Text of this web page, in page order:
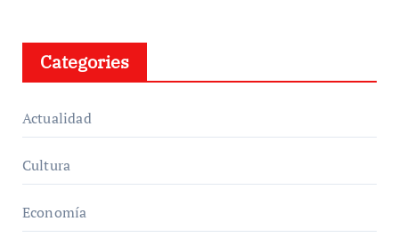
Categories
Actualidad
Cultura
Economía